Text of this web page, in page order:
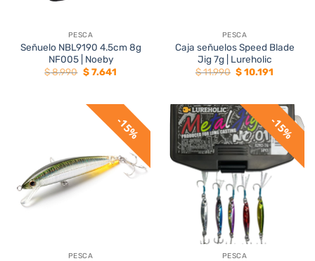
PESCA
Señuelo NBL9190 4.5cm 8g
NF005 | Noeby
$8.990 El
precio
$ 8.990.
$7.641El
$ 7.641.
PESCA
Caja señuelos Speed Blade
Jig 7g | Lureholic
$11.990 El
precio
$ 11.990.
$10.191
$ 10.191.
15%
PESCA
15%
PESCA